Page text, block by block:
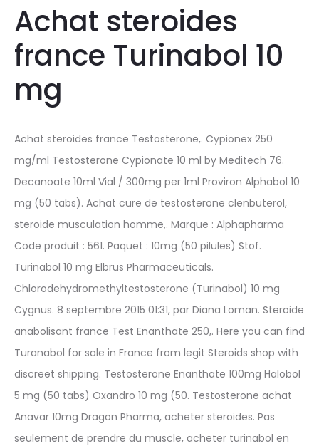
Achat steroides
france Turinabol 10
mg
Achat steroides france Testosterone,. Cypionex 250
mg/ml Testosterone Cypionate 10 ml by Meditech 76.
Decanoate 10ml Vial / 300mg per 1ml Proviron Alphabol 10
mg (50 tabs). Achat cure de testosterone clenbuterol,
steroide musculation homme,. Marque : Alphapharma
Code produit : 561. Paquet : 10mg (50 pilules) Stof.
Turinabol 10 mg Elbrus Pharmaceuticals.
Chlorodehydromethyltestosterone (Turinabol) 10 mg
Cygnus. 8 septembre 2015 01:31, par Diana Loman. Steroide
anabolisant france Test Enanthate 250,. Here you can find
Turanabol for sale in France from legit Steroids shop with
discreet shipping. Testosterone Enanthate 100mg Halobol
5 mg (50 tabs) Oxandro 10 mg (50. Testosterone achat
Anavar 10mg Dragon Pharma, acheter steroides. Pas
seulement de prendre du muscle, acheter turinabol en